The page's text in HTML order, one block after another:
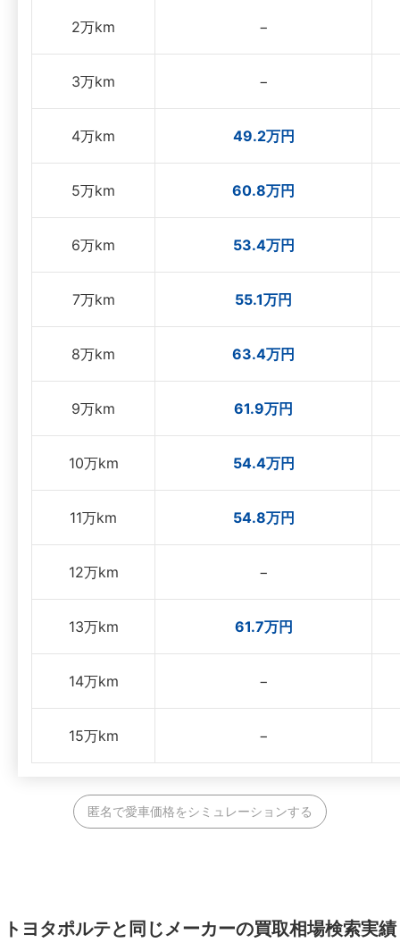
2万km −
3万km −
4万km 49.2万円
5万km 60.8万円
6万km 53.4万円
7万km 55.1万円
8万km 63.4万円
9万km 61.9万円
10万km 54.4万円
11万km 54.8万円
12万km −
13万km 61.7万円
14万km −
15万km −
匿名で愛車価格をシミュレーションする
トヨタポルテと同じメーカーの買取相場検索実績